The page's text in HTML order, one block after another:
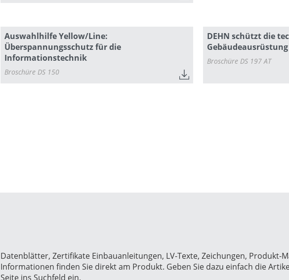
Auswahlhilfe Yellow/Line:
Überspannungsschutz für die
Informationstechnik
Broschüre DS 150
DEHN schützt die
Gebäudeausrüstung
Broschüre DS 197 AT
Datenblätter, Zertifikate Einbauanleitungen, LV-Texte, Zeichungen, Produkt-
Informationen finden Sie direkt am Produkt. Geben Sie dazu einfach die
Seite ins Suchfeld ein.